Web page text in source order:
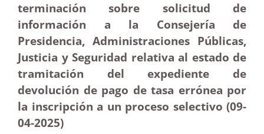
terminación sobre solicitud de
información a la Consejería de
Presidencia, Administraciones Públicas,
Justicia y Seguridad relativa al estado de
tramitación del expediente de
devolución de pago de tasa errónea por
la inscripción a un proceso selectivo (09-
04-2025)